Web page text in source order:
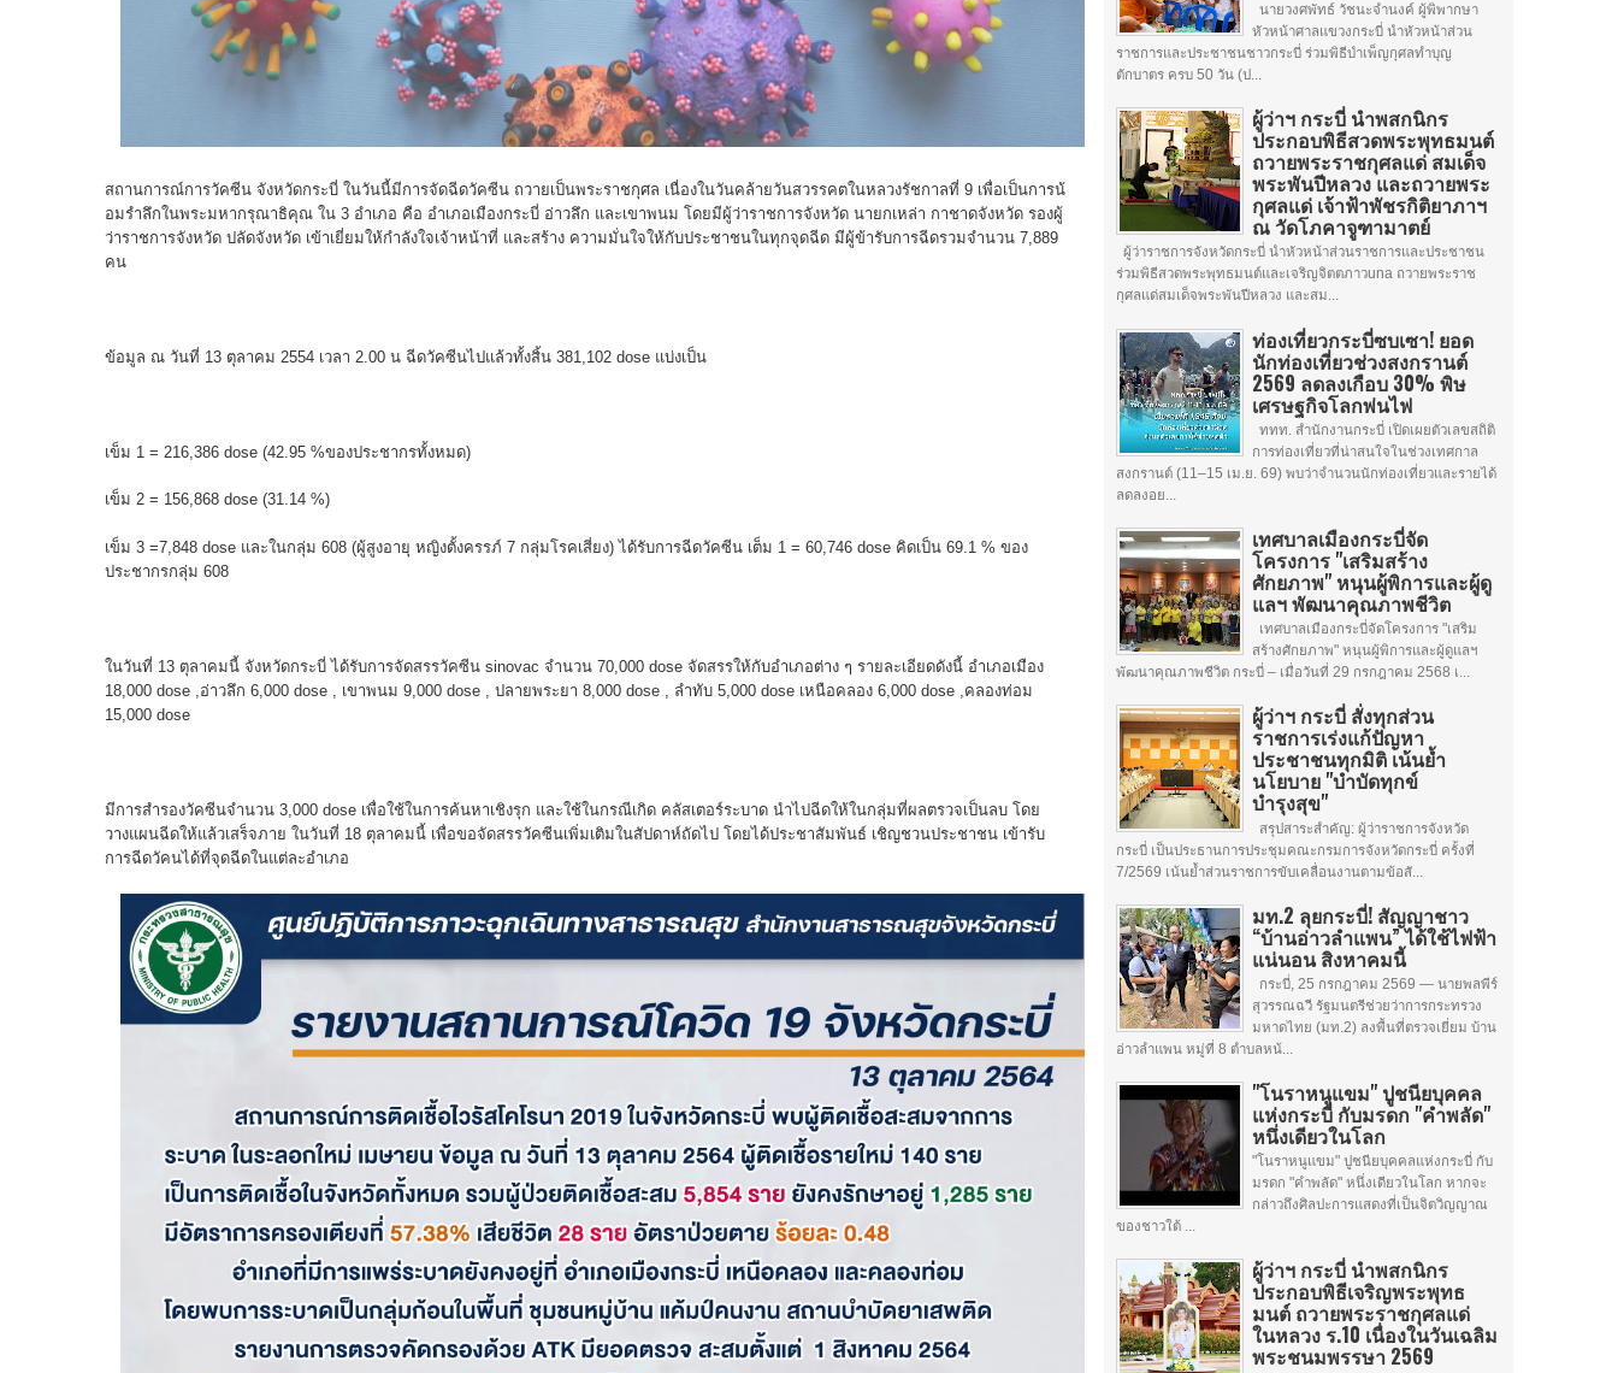
สถานการณ์การวัคซีน จังหวัดกระบี่ ในวันนี้มีการจัดฉีดวัคซีน ถวายเป็นพระราชกุศล เนื่องในวันคล้ายวันสวรรคตในหลวงรัชกาลที่ 9 เพื่อเป็นการน้
อมรําลึกในพระมหากรุณาธิคุณ ใน 3 อําเภอ คือ อําเภอเมืองกระบี่ อ่าวลึก และเขาพนม โดยมีผู้ว่าราชการจังหวัด นายกเหล่า กาชาดจังหวัด รองผู้
ว่าราชการจังหวัด ปลัดจังหวัด เข้าเยี่ยมให้กําลังใจเจ้าหน้าที่ และสร้าง ความมั่นใจให้กับประชาชนในทุกจุดฉีด มีผู้ข้ารับการฉีดรวมจํานวน 7,889
คน
ข้อมูล ณ วันที่ 13 ตุลาคม 2554 เวลา 2.00 น ฉีดวัคซีนไปแล้วทั้งสิ้น 381,102 dose แบ่งเป็น
เข็ม 1 = 216,386 dose (42.95 %ของประชากรทั้งหมด)
เข็ม 2 = 156,868 dose (31.14 %)
เข็ม 3 =7,848 dose และในกลุ่ม 608 (ผู้สูงอายุ หญิงตั้งครรภ์ 7 กลุ่มโรคเสี่ยง) ได้รับการฉีดวัคซีน เต็ม 1 = 60,746 dose คิดเป็น 69.1 % ของ
ประชากรกลุ่ม 608
ในวันที่ 13 ตุลาคมนี้ จังหวัดกระบี่ ได้รับการจัดสรรวัคซีน sinovac จํานวน 70,000 dose จัดสรรให้กับอําเภอต่าง ๆ รายละเอียดดังนี้ อําเภอเมือง
18,000 dose ,อ่าวลึก 6,000 dose , เขาพนม 9,000 dose , ปลายพระยา 8,000 dose , ลําทับ 5,000 dose เหนือคลอง 6,000 dose ,คลองท่อม
15,000 dose
มีการสํารองวัคซีนจํานวน 3,000 dose เพื่อใช้ในการค้นหาเชิงรุก และใช้ในกรณีเกิด คลัสเตอร์ระบาด นําไปฉีดให้ในกลุ่มที่ผลตรวจเป็นลบ โดย
วางแผนฉีดให้แล้วเสร็จภาย ในวันที่ 18 ตุลาคมนี้ เพื่อขอจัดสรรวัคซีนเพิ่มเติมในสัปดาห์ถัดไป โดยได้ประชาสัมพันธ์ เชิญชวนประชาชน เข้ารับ
การฉีดวัคนได้ที่จุดฉีดในแต่ละอําเภอ
นายวงศพัทธ์ วัชนะจำนงค์ ผู้พิพากษา
หัวหน้าศาลแขวงกระบี่ นำหัวหน้าส่วน
ราชการและประชาชนชาวกระบี่ ร่วมพิธีบำเพ็ญกุศลทำบุญ
ตักบาตร ครบ 50 วัน (ป...
ผู้ว่าฯ กระบี่ นำพสกนิกร
ประกอบพิธีสวดพระพุทธมนต์
ถวายพระราชกุศลแด่ สมเด็จ
พระพันปีหลวง และถวายพระ
กุศลแด่ เจ้าฟ้าพัชรกิติยาภาฯ
ณ วัดโภคาจูฑามาตย์
ผู้ว่าราชการจังหวัดกระบี่ นำหัวหน้าส่วนราชการและประชาชน
ร่วมพิธีสวดพระพุทธมนต์และเจริญจิตตภาวuna ถวายพระราช
กุศลแด่สมเด็จพระพันปีหลวง และสม...
ท่องเที่ยวกระบี่ซบเซา! ยอด
นักท่องเที่ยวช่วงสงกรานต์
2569 ลดลงเกือบ 30% พิษ
เศรษฐกิจโลกพ่นไฟ
ททท. สำนักงานกระบี่ เปิดเผยตัวเลขสถิติ
การท่องเที่ยวที่น่าสนใจในช่วงเทศกาล
สงกรานต์ (11–15 เม.ย. 69) พบว่าจำนวนนักท่องเที่ยวและรายได้
ลดลงอย...
เทศบาลเมืองกระบี่จัด
โครงการ "เสริมสร้าง
ศักยภาพ" หนุนผู้พิการและผู้ดู
แลฯ พัฒนาคุณภาพชีวิต
เทศบาลเมืองกระบี่จัดโครงการ "เสริม
สร้างศักยภาพ" หนุนผู้พิการและผู้ดูแลฯ
พัฒนาคุณภาพชีวิต กระบี่ – เมื่อวันที่ 29 กรกฎาคม 2568 เ...
ผู้ว่าฯ กระบี่ สั่งทุกส่วน
ราชการเร่งแก้ปัญหา
ประชาชนทุกมิติ เน้นย้ำ
นโยบาย "บำบัดทุกข์
บำรุงสุข"
สรุปสาระสำคัญ: ผู้ว่าราชการจังหวัด
กระบี่ เป็นประธานการประชุมคณะกรมการจังหวัดกระบี่ ครั้งที่
7/2569 เน้นย้ำส่วนราชการขับเคลื่อนงานตามข้อสั...
มท.2 ลุยกระบี่! สัญญาชาว
“บ้านอ่าวลำแพน” ได้ใช้ไฟฟ้า
แน่นอน สิงหาคมนี้
กระบี่, 25 กรกฎาคม 2569 — นายพลพีร์
สุวรรณฉวี รัฐมนตรีช่วยว่าการกระทรวง
มหาดไทย (มท.2) ลงพื้นที่ตรวจเยี่ยม บ้าน
อ่าวลำแพน หมู่ที่ 8 ตำบลหน้...
"โนราหนูแขม" ปูชนียบุคคล
แห่งกระบี่ กับมรดก "คำพลัด"
หนึ่งเดียวในโลก
"โนราหนูแขม" ปูชนียบุคคลแห่งกระบี่ กับ
มรดก "คำพลัด" หนึ่งเดียวในโลก หากจะ
กล่าวถึงศิลปะการแสดงที่เป็นจิตวิญญาณ
ของชาวใต้ ...
ผู้ว่าฯ กระบี่ นำพสกนิกร
ประกอบพิธีเจริญพระพุทธ
มนต์ ถวายพระราชกุศลแด่
ในหลวง ร.10 เนื่องในวันเฉลิม
พระชนมพรรษา 2569